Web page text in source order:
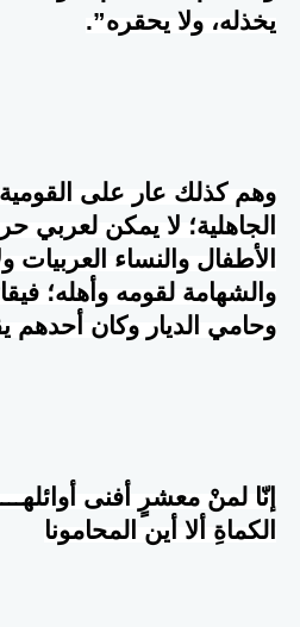
يخذله، ولا يحقره”.
وهم كذلك عار على القومية
الجاهلية؛ لا يمكن لعربي
الأطفال والنساء
والشهامة لقومه وأهله؛
وحامي الديار وكان أحدهم
إنّا لمنْ معشرٍ أفنى
الكماةِ ألا أين المحامونا